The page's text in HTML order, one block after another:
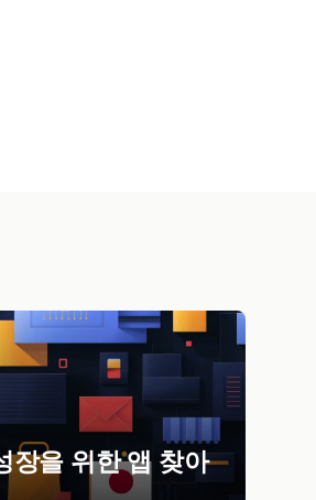
장을 위한 앱 찾아